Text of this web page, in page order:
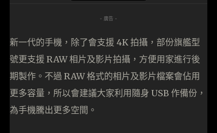
- 廣告 -
新一代的手機，除了會支援 4K 拍攝，部份旗艦型
號更支援 RAW 相片及影片拍攝，方便用家進行後
期製作。不過 RAW 格式的相片及影片檔案會佔用
更多容量，所以會建議大家利用隨身 USB 作備份，
為手機騰出更多空間。